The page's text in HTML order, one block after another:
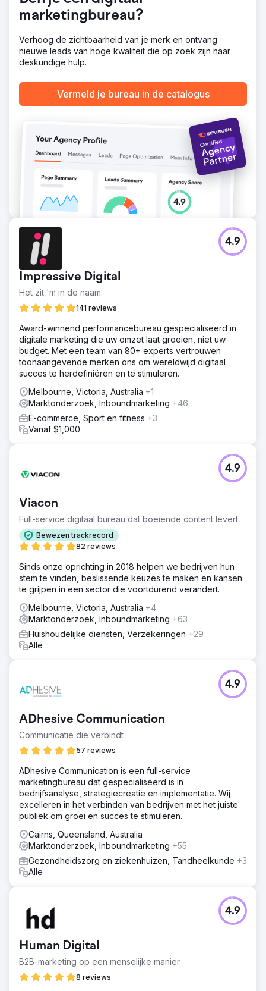
marketingbureau?
Verhoog de zichtbaarheid van je merk en ontvang
nieuwe leads van hoge kwaliteit die op zoek zijn naar
deskundige hulp.
Vermeld je bureau in de catalogus
Impressive Digital
Het zit 'm in de naam.
141 reviews
4.9
Award-winnend performancebureau gespecialiseerd in
digitale marketing die uw omzet laat groeien, niet uw
budget. Met een team van 80+ experts vertrouwen
toonaangevende merken ons om wereldwijd digitaal
succes te herdefiniëren en te stimuleren.
Melbourne, Victoria, Australia +1
Marktonderzoek, Inboundmarketing +46
E-commerce, Sport en fitness +3
Vanaf $1,000
Viacon
Full-service digitaal bureau dat boeiende content levert
Bewezen trackrecord
82 reviews
4.9
Sinds onze oprichting in 2018 helpen we bedrijven hun
stem te vinden, beslissende keuzes te maken en kansen
te grijpen in een sector die voortdurend verandert.
Melbourne, Victoria, Australia +4
Marktonderzoek, Inboundmarketing +63
Huishoudelijke diensten, Verzekeringen +29
Alle
ADhesive Communication
Communicatie die verbindt
57 reviews
4.9
ADhesive Communication is een full-service
marketingbureau dat gespecialiseerd is in
bedrijfsanalyse, strategiecreatie en implementatie. Wij
excelleren in het verbinden van bedrijven met het juiste
publiek om groei en succes te stimuleren.
Cairns, Queensland, Australia
Marktonderzoek, Inboundmarketing +55
Gezondheidszorg en ziekenhuizen, Tandheelkunde +3
Alle
Human Digital
B2B-marketing op een menselijke manier.
8 reviews
4.9